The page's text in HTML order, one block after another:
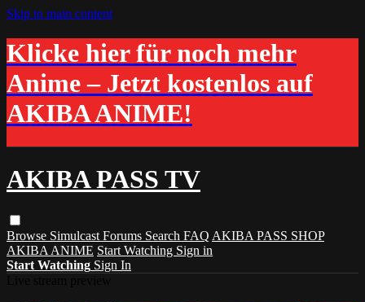
Skip to main content
Klicke hier für noch mehr
Anime – Jetzt kostenlos auf
AKIBA ANIME!
AKIBA PASS TV
Browse Simulcast Forums Search FAQ AKIBA PASS SHOP
AKIBA ANIME Start Watching Sign in
Start Watching Sign In